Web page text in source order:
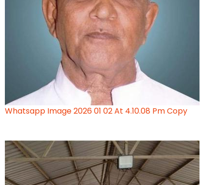
Whatsapp Image 2026 01 02 At 4.10.08 Pm Copy